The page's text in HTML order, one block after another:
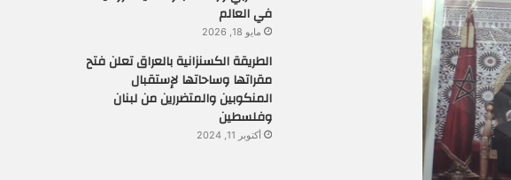
في العالم
مايو 18, 2026
الطريقة الكسنزانية بالعراق تعلن فتح
مقراتها وساحاتها لإستقبال
المنكوبين والمتضررين من لبنان
وفلسطين
أكتوبر 11, 2024